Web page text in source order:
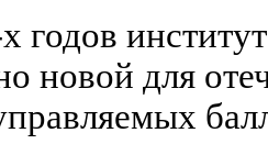
годов
новой для